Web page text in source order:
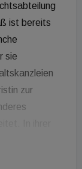
ist bereits
sie
zur